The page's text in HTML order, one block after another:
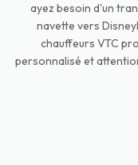
ayez besoin d'un
navette vers
chauffeurs VTC
personnalisé et